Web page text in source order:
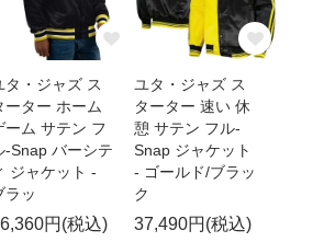
タ・ジャズ ス
ーター ホーム
ーム サテン フ
-Snap バーシテ
ジャケット -
ラッ
円(税込)
ユタ・ジャズ ス
ターター 速い 休
憩 サテン フル-
Snap ジャケット
- ゴールド/ブラッ
ク
37,490円(税込)